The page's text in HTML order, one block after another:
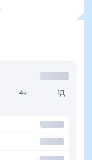
4ч 1Д